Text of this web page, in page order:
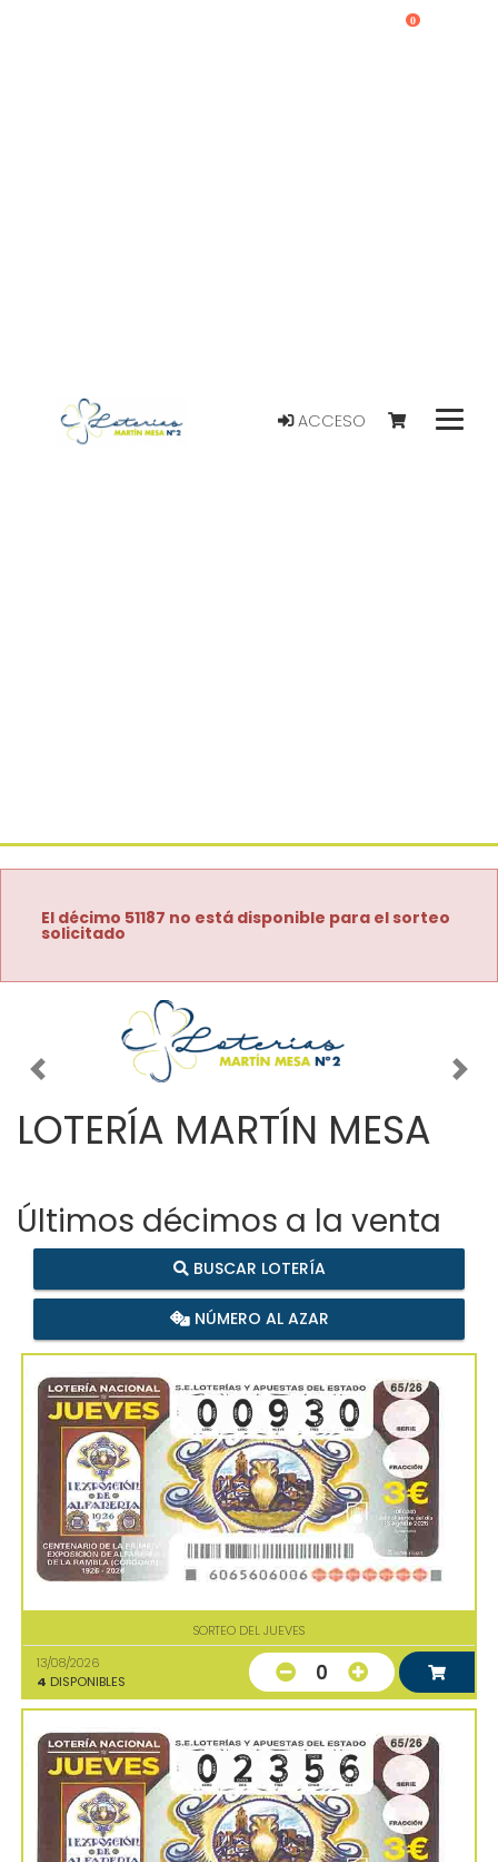
ACCESO
0
El décimo 51187 no está disponible para el sorteo
solicitado
Imagen anterior
LOTERÍA MARTÍN MESA
Últimos décimos a la venta
BUSCAR LOTERÍA
NÚMERO AL AZAR
SORTEO DEL JUEVES
13/08/2026
4 DISPONIBLES 0